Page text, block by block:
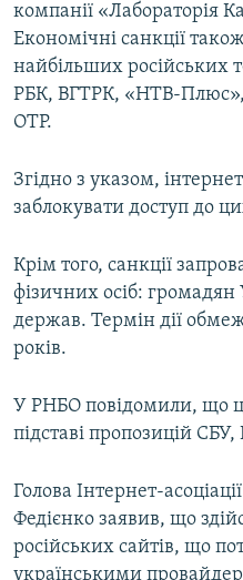
компанії «Лабораторія
Економічні санкції
найбільших російських
РБК, ВГТРК, «НТВ-
ОТР.
Згідно з указом,
заблокувати доступ до
Крім того, санкції
фізичних осіб: громадян
держав. Термін дії
років.
У РНБО повідомили, що
підставі пропозицій
Голова Інтернет-
Федієнко заявив, що
російських сайтів, що
українськими